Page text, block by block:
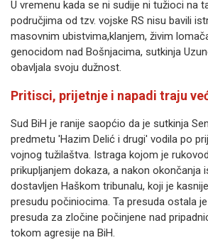
U vremenu kada se ni sudije ni tužioci na
područjima od tzv. vojske RS nisu bavili
masovnim ubistvima,klanjem, živim
genocidom nad Bošnjacima, sutkinja
obavljala svoju dužnost.
Pritisci, prijetnje i napadi traju
Sud BiH je ranije saopćio da je sutkinja
predmetu 'Hazim Delić i drugi' vodila po
vojnog tužilaštva. Istraga kojom je
prikupljanjem dokaza, a nakon okončanja
dostavljen Haškom tribunalu, koji je
presudu počiniocima. Ta presuda ostala
presuda za zločine počinjene nad
tokom agresije na BiH.